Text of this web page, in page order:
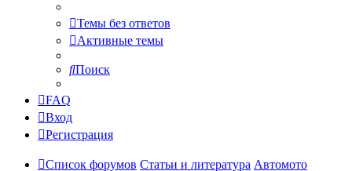
Темы без ответов
Активные темы
Поиск
FAQ
Вход
Регистрация
Список форумов Статьи и литература Автомото